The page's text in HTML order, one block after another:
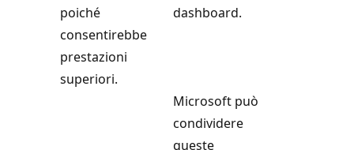
poiché
consentirebbe
prestazioni
superiori.
dashboard.
Microsoft può
condividere
queste